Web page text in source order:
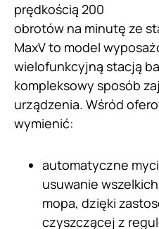
prędkością 200
obrotów na minutę ze
MaxV to model
wielofunkcyjną stacją
kompleksowy sposób
urządzenia. Wśród
wymienić:
automatyczne
usuwanie
mopa, dzięki
czyszczącej z